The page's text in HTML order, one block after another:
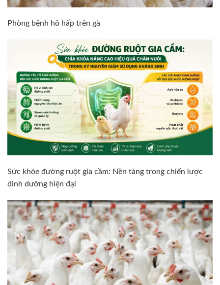
Phòng bệnh hô hấp trên gà
Sức khỏe đường ruột gia cầm: Nền tảng trong chiến lược
dinh dưỡng hiện đại